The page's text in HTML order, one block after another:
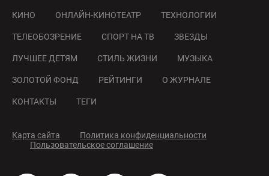
КИНО ОНЛАЙН-КИНОТЕАТР ТЕХНОЛОГИИ
ТЕЛЕОБОЗРЕНИЕ СПОРТ НА ТВ ЗВЕЗДЫ
ЛУЧШЕЕ ДЕТЯМ СТИЛЬ ЖИЗНИ МУЗЫКА
ЗОЛОТОЙ ФОНД РЕЙТИНГИ О ЖУРНАЛЕ
КОНТАКТЫ ТЕГИ
Карта сайта
Политика конфиденциальности
Пользовательское соглашение